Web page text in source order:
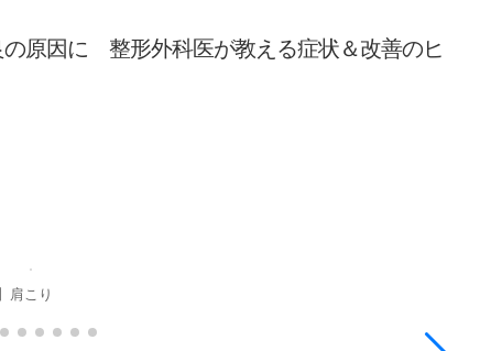
原因に 整形外科医が教える症状＆改善のヒ
肩こり